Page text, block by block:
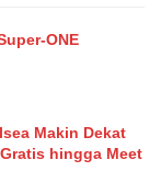
ONE
Makin Dekat
hingga Meet